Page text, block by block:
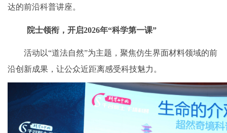
达的前沿科普讲座。
院士领衔，开启2026年“科学第一课”
活动以“道法自然”为主题，聚焦仿生界面材料领域的前
沿创新成果，让公众近距离感受科技魅力。